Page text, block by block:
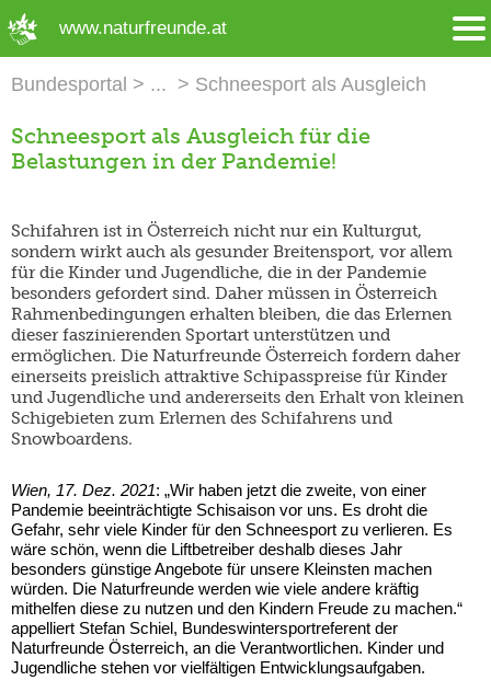
www.naturfreunde.at
Bundesportal Schneesport als Ausgleich
Schneesport als Ausgleich für die
Belastungen in der Pandemie!
Schifahren ist in Österreich nicht nur ein Kulturgut,
sondern wirkt auch als gesunder Breitensport, vor allem
für die Kinder und Jugendliche, die in der Pandemie
besonders gefordert sind. Daher müssen in Österreich
Rahmenbedingungen erhalten bleiben, die das Erlernen
dieser faszinierenden Sportart unterstützen und
ermöglichen. Die Naturfreunde Österreich fordern daher
einerseits preislich attraktive Schipasspreise für Kinder
und Jugendliche und andererseits den Erhalt von kleinen
Schigebieten zum Erlernen des Schifahrens und
Snowboardens.
Wien, 17. Dez. 2021: „Wir haben jetzt die zweite, von einer
Pandemie beeinträchtigte Schisaison vor uns. Es droht die
Gefahr, sehr viele Kinder für den Schneesport zu verlieren. Es
wäre schön, wenn die Liftbetreiber deshalb dieses Jahr
besonders günstige Angebote für unsere Kleinsten machen
würden. Die Naturfreunde werden wie viele andere kräftig
mithelfen diese zu nutzen und den Kindern Freude zu machen.“
appelliert Stefan Schiel, Bundeswintersportreferent der
Naturfreunde Österreich, an die Verantwortlichen. Kinder und
Jugendliche stehen vor vielfältigen Entwicklungsaufgaben.